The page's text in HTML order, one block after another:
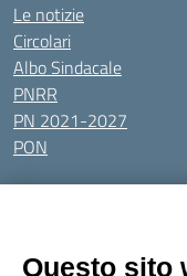
Le notizie
Circolari
Albo Sindacale
PNRR
PN 2021-2027
PON
Tutti gli argomenti
Amministrazione
Questo sito